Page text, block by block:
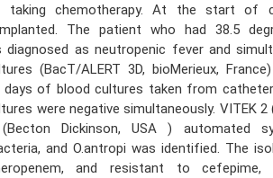
taking chemotherapy. At the start of
The patient who had 38.5
diagnosed as neutropenic fever and
(BacT/ALERT 3D, bioMerieux,
of blood cultures taken from
were negative simultaneously. VITEK 2
Dickinson, USA ) automated
and O.antropi was identified. The
and resistant to cefepime,